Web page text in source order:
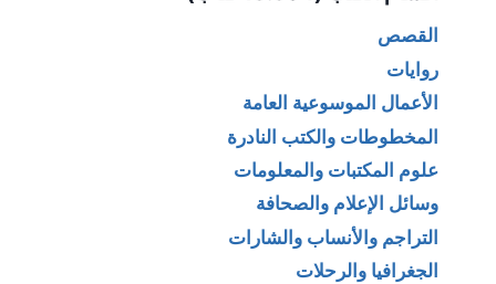
القصص
روايات
الأعمال الموسوعية العامة
المخطوطات والكتب النادرة
علوم المكتبات والمعلومات
وسائل الإعلام والصحافة
التراجم والأنساب والشارات
الجغرافيا والرحلات